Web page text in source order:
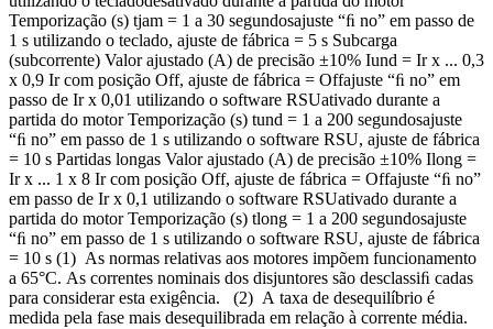
Temporização (s) tjam = 1 a 30 segundosajuste “ﬁ no” em passo de
1 s utilizando o teclado, ajuste de fábrica = 5 s Subcarga
(subcorrente) Valor ajustado (A) de precisão ±10% Iund = Ir x ... 0,3
x 0,9 Ir com posição Off, ajuste de fábrica = Offajuste “ﬁ no” em
passo de Ir x 0,01 utilizando o software RSUativado durante a
partida do motor Temporização (s) tund = 1 a 200 segundosajuste
“ﬁ no” em passo de 1 s utilizando o software RSU, ajuste de fábrica
= 10 s Partidas longas Valor ajustado (A) de precisão ±10% Ilong =
Ir x ... 1 x 8 Ir com posição Off, ajuste de fábrica = Offajuste “ﬁ no”
em passo de Ir x 0,1 utilizando o software RSUativado durante a
partida do motor Temporização (s) tlong = 1 a 200 segundosajuste
“ﬁ no” em passo de 1 s utilizando o software RSU, ajuste de fábrica
= 10 s (1) As normas relativas aos motores impõem funcionamento
a 65°C. As correntes nominais dos disjuntores são desclassiﬁ cadas
para considerar esta exigência. (2) A taxa de desequilíbrio é
medida pela fase mais desequilibrada em relação à corrente média.